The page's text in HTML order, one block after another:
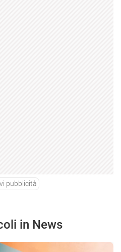
pubblicità
in News